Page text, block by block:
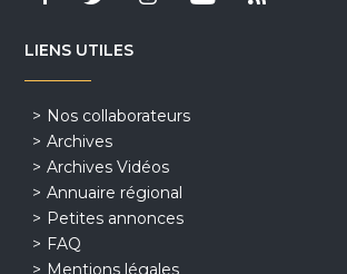
LIENS UTILES
Nos collaborateurs
Archives
Archives Vidéos
Annuaire régional
Petites annonces
FAQ